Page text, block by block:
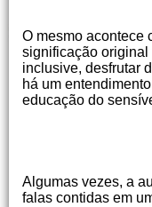
O mesmo acontece
significação original
inclusive, desfrutar
há um
educação do
Algumas vezes, a
falas contidas em